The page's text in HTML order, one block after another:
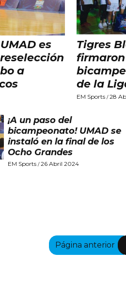
es
a
Tigres
de la
EM Sports/28
¡A un paso del
bicampeonato! UMAD se
instaló en la final de los
Ocho Grandes
EM Sports /26 Abril 2024
Página anterior